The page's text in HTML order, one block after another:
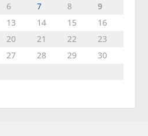
6 7 8
9
13 14 15
16
20 21 22
23
27 28 29
30